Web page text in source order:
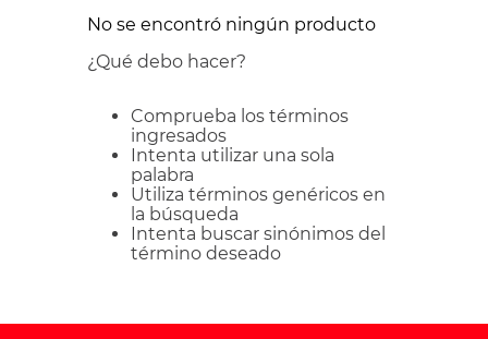
No se encontró ningún producto
¿Qué debo hacer?
Comprueba los términos
ingresados
Intenta utilizar una sola
palabra
Utiliza términos genéricos en
la búsqueda
Intenta buscar sinónimos del
término deseado